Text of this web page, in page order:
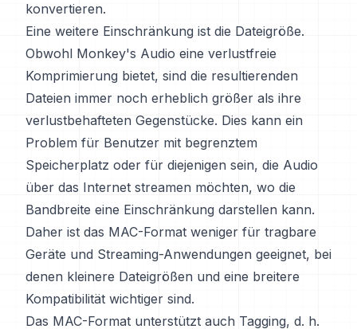
konvertieren.
Eine weitere Einschränkung ist die Dateigröße.
Obwohl Monkey's Audio eine verlustfreie
Komprimierung bietet, sind die resultierenden
Dateien immer noch erheblich größer als ihre
verlustbehafteten Gegenstücke. Dies kann ein
Problem für Benutzer mit begrenztem
Speicherplatz oder für diejenigen sein, die Audio
über das Internet streamen möchten, wo die
Bandbreite eine Einschränkung darstellen kann.
Daher ist das MAC-Format weniger für tragbare
Geräte und Streaming-Anwendungen geeignet, bei
denen kleinere Dateigrößen und eine breitere
Kompatibilität wichtiger sind.
Das MAC-Format unterstützt auch Tagging, d. h.